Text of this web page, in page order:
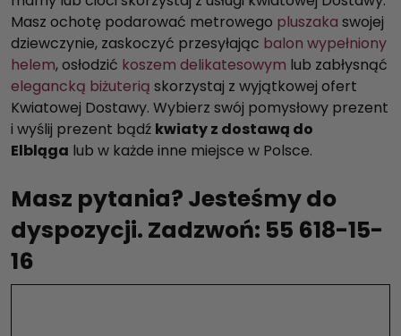
Masz ochotę podarować metrowego pluszaka swojej
dziewczynie, zaskoczyć przesyłając balon wypełniony
helem, osłodzić koszem delikatesowym lub zabłysnąć
elegancką biżuterią skorzystaj z wyjątkowej ofert
Kwiatowej Dostawy. Wybierz swój pomysłowy prezent
i wyślij prezent bądź kwiaty z dostawą do
Elbląga lub w każde inne miejsce w Polsce.
Masz pytania? Jesteśmy do
dyspozycji. Zadzwoń: 55 618-15-
16